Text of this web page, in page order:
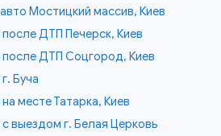
Мостицкий массив, Киев
ДТП Печерск, Киев
после ДТП Соцгород, Киев
Буча
месте Татарка, Киев
выездом г. Белая Церковь